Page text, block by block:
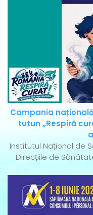
Campania
tutun „Respiră
Institutul Național de
Direcțiile de